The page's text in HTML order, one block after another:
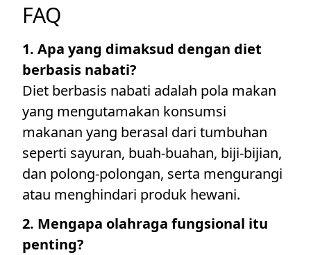
FAQ
1. Apa yang dimaksud dengan diet
berbasis nabati?
Diet berbasis nabati adalah pola makan
yang mengutamakan konsumsi
makanan yang berasal dari tumbuhan
seperti sayuran, buah-buahan, biji-bijian,
dan polong-polongan, serta mengurangi
atau menghindari produk hewani.
2. Mengapa olahraga fungsional itu
penting?